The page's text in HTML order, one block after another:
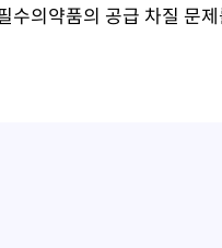
의약품의 공급 차질 문